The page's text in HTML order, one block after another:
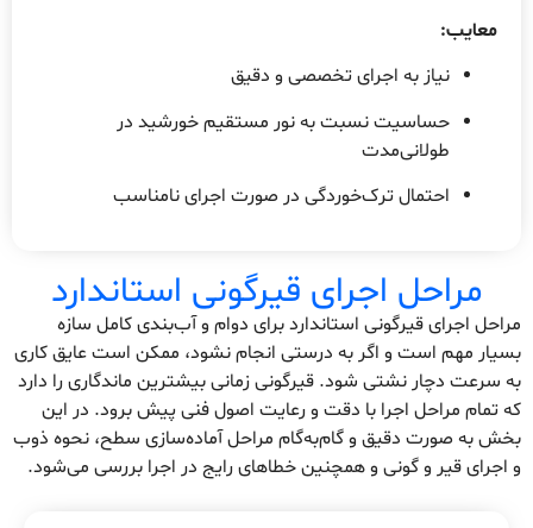
معایب:
نیاز به اجرای تخصصی و دقیق
حساسیت نسبت به نور مستقیم خورشید در
طولانی‌مدت
احتمال ترک‌خوردگی در صورت اجرای نامناسب
مراحل اجرای قیرگونی استاندارد
مراحل اجرای قیرگونی استاندارد برای دوام و آب‌بندی کامل سازه
بسیار مهم است و اگر به درستی انجام نشود، ممکن است عایق کاری
به سرعت دچار نشتی شود. قیرگونی زمانی بیشترین ماندگاری را دارد
که تمام مراحل اجرا با دقت و رعایت اصول فنی پیش برود. در این
بخش به صورت دقیق و گام‌به‌گام مراحل آماده‌سازی سطح، نحوه ذوب
و اجرای قیر و گونی و همچنین خطاهای رایج در اجرا بررسی می‌شود.